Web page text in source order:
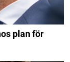
plan för